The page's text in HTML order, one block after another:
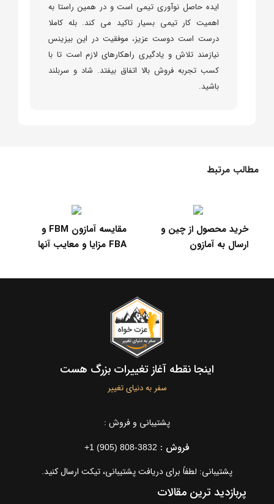
ایده حاصل نوآوری تیمی است و در همین راستا به
اهمیت کار تیمی بسیار تاکید می کند. بله کاملا
درست است دوست عزیز، موفقیت در این بیزینس
نیازمند تلاش و یادگیری راهکارهای لازم است تا با
کسب تجربه فروش بالا اتفاق بیفتد. شاد و سربلند
باشید.
مطالب مرتبط
خرید محصول از چین و
ارسال به آمازون
عضویت پرایم آمازون و
چیزهایی که ممکن است
اینجا نقطه آغاز تغییرات بزرگ هست
سفر به دنیای تغییر
پشتیبانی و فروش :
فروش : +1 (905) 808-3832
پشتیبانی: لطفاً برای دریافت پشتیبانی، تیکت ارسال کنید.
پربازدید ترین مقالات